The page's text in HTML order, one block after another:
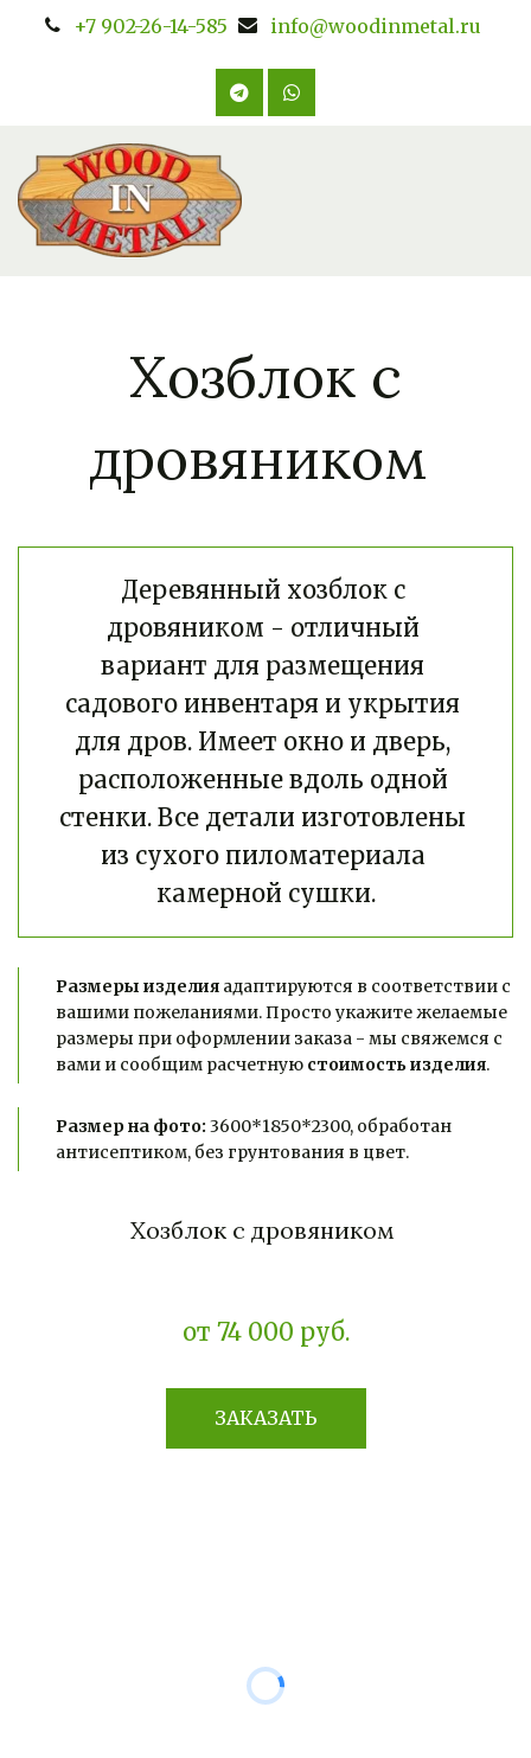
+7 902-26-14-585 info@woodinmetal.ru
Хозблок с
дровяником
Деревянный хозблок с
дровяником - отличный
вариант для размещения
садового инвентаря и укрытия
для дров. Имеет окно и дверь,
расположенные вдоль одной
стенки. Все детали изготовлены
из сухого пиломатериала
камерной сушки.
Размеры изделия адаптируются в соответствии с
вашими пожеланиями. Просто укажите желаемые
размеры при оформлении заказа - мы свяжемся с
вами и сообщим расчетную стоимость изделия.
Размер на фото: 3600*1850*2300, обработан
антисептиком, без грунтования в цвет.
Хозблок с дровяником
от 74 000 руб.
ЗАКАЗАТЬ